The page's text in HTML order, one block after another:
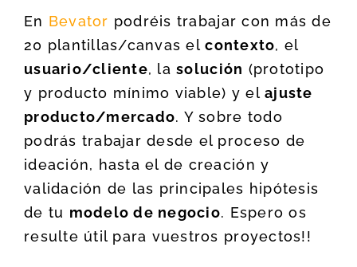
En Bevator podréis trabajar con más de
20 plantillas/canvas elcontexto, el
usuario/cliente, lasolución (prototipo
y producto mínimo viable) y elajuste
producto/mercado. Y sobre todo
podrás trabajar desde el proceso de
ideación, hasta el de creación y
validación de las principales hipótesis
de tu modelo de negocio. Espero os
resulte útil para vuestros proyectos!!